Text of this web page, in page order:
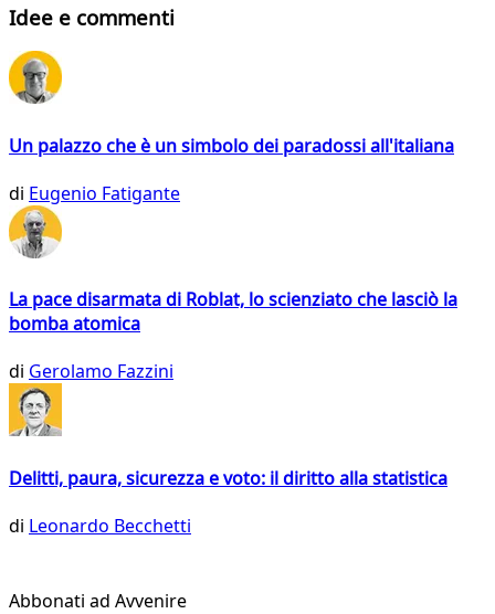
Idee e commenti
Un palazzo che è un simbolo dei paradossi all'italiana
di Eugenio Fatigante
La pace disarmata di Roblat, lo scienziato che lasciò la
bomba atomica
di Gerolamo Fazzini
Delitti, paura, sicurezza e voto: il diritto alla statistica
di Leonardo Becchetti
Abbonati ad Avvenire